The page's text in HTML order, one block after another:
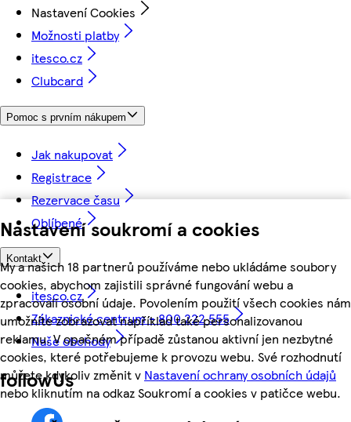
Nastavení soukromí a cookies
My a našich 18 partnerů používáme nebo ukládáme soubory
cookies, abychom zajistili správné fungování webu a
zpracovali osobní údaje. Povolením použití všech cookies nám
umožníte zobrazovat například také personalizovanou
reklamu. V opačném případě zůstanou aktivní jen nezbytné
cookies, které potřebujeme k provozu webu. Své rozhodnutí
můžete kdykoliv změnit v Nastavení ochrany osobních údajů
nebo kliknutím na odkaz Soukromí a cookies v patičce webu.
Nastavení Cookies
Možnosti platby
itesco.cz
Clubcard
Pomoc s prvním nákupem
Jak nakupovat
Registrace
Rezervace času
Oblíbené
Kontakt
itesco.cz
Zákaznické centrum - 800 222 555
Naše obchody
followUs